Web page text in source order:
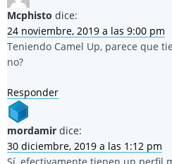
Mcphisto dice:
24 noviembre, 2019 a las 9:00 pm
Teniendo Camel Up, parece que
no?
Responder
mordamir dice:
30 diciembre, 2019 a las 1:12 pm
Sí, efectivamente tienen un perfil